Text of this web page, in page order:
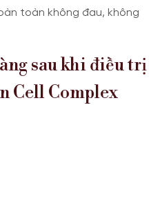
toàn không đau, không
sau khi điều trị
Cell Complex